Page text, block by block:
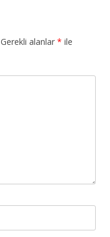
Gerekli alanlar * ile